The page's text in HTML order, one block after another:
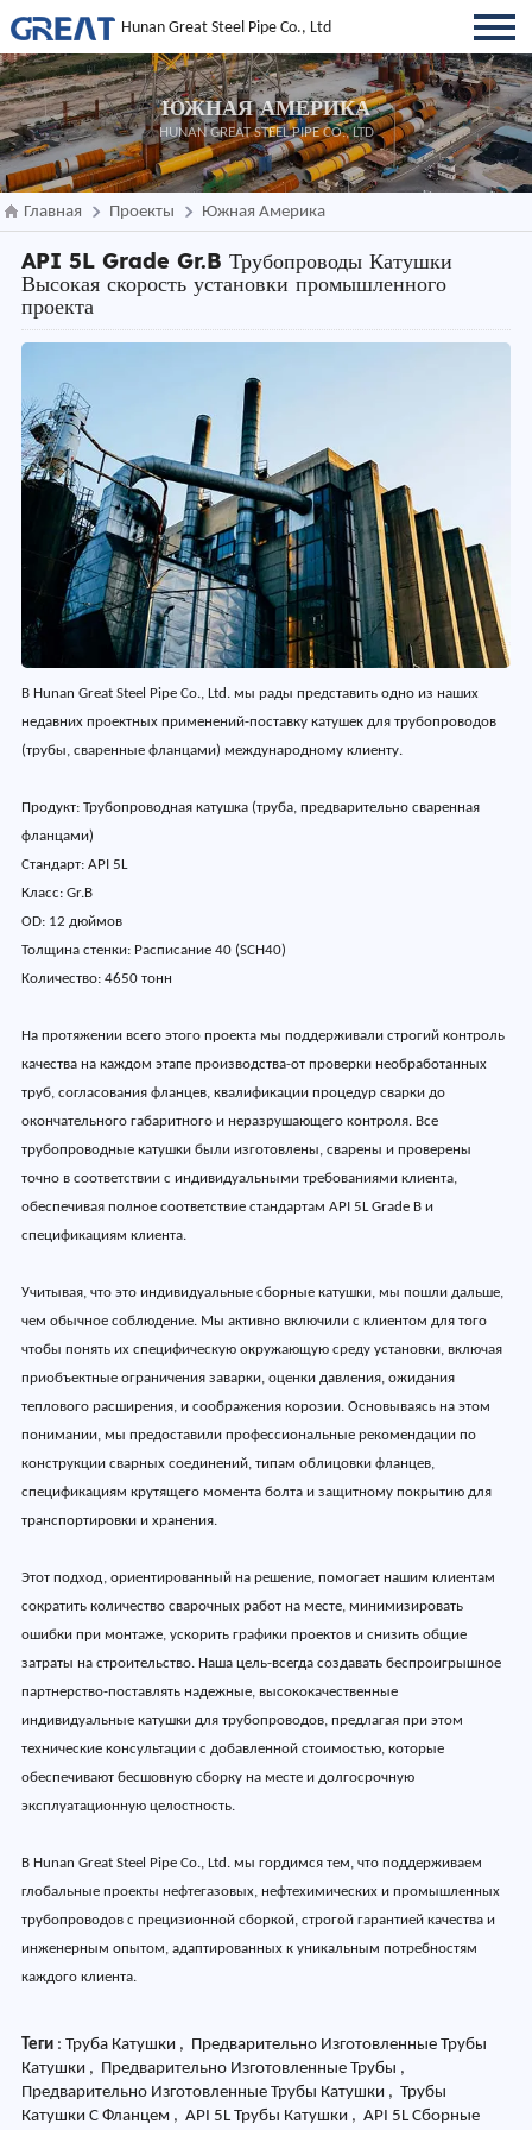
Hunan Great Steel Pipe Co., Ltd
ЮЖНАЯ АМЕРИКА
HUNAN GREAT STEEL PIPE CO., LTD
Главная Проекты Южная Америка
API 5L Grade Gr.B Трубопроводы Катушки
Высокая скорость установки промышленного
проекта
В Hunan Great Steel Pipe Co., Ltd. мы рады представить одно из наших
недавних проектных применений-поставку катушек для трубопроводов
(трубы, сваренные фланцами) международному клиенту.
Продукт: Трубопроводная катушка (труба, предварительно сваренная
фланцами)
Стандарт: API 5L
Класс: Gr.B
OD: 12 дюймов
Толщина стенки: Расписание 40 (SCH40)
Количество: 4650 тонн
На протяжении всего этого проекта мы поддерживали строгий контроль
качества на каждом этапе производства-от проверки необработанных
труб, согласования фланцев, квалификации процедур сварки до
окончательного габаритного и неразрушающего контроля. Все
трубопроводные катушки были изготовлены, сварены и проверены
точно в соответствии с индивидуальными требованиями клиента,
обеспечивая полное соответствие стандартам API 5L Grade B и
спецификациям клиента.
Учитывая, что это индивидуальные сборные катушки, мы пошли дальше,
чем обычное соблюдение. Мы активно включили с клиентом для того
чтобы понять их специфическую окружающую среду установки, включая
приобъектные ограничения заварки, оценки давления, ожидания
теплового расширения, и соображения корозии. Основываясь на этом
понимании, мы предоставили профессиональные рекомендации по
конструкции сварных соединений, типам облицовки фланцев,
спецификациям крутящего момента болта и защитному покрытию для
транспортировки и хранения.
Этот подход, ориентированный на решение, помогает нашим клиентам
сократить количество сварочных работ на месте, минимизировать
ошибки при монтаже, ускорить графики проектов и снизить общие
затраты на строительство. Наша цель-всегда создавать беспроигрышное
партнерство-поставлять надежные, высококачественные
индивидуальные катушки для трубопроводов, предлагая при этом
технические консультации с добавленной стоимостью, которые
обеспечивают бесшовную сборку на месте и долгосрочную
эксплуатационную целостность.
В Hunan Great Steel Pipe Co., Ltd. мы гордимся тем, что поддерживаем
глобальные проекты нефтегазовых, нефтехимических и промышленных
трубопроводов с прецизионной сборкой, строгой гарантией качества и
инженерным опытом, адаптированных к уникальным потребностям
каждого клиента.
Теги: Труба Катушки , Предварительно Изготовленные Трубы
Катушки , Предварительно Изготовленные Трубы ,
Предварительно Изготовленные Трубы Катушки , Трубы
Катушки С Фланцем , API 5L Трубы Катушки , API 5L Сборные